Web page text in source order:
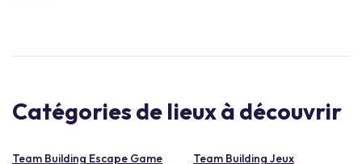
Catégories de lieux à découvrir
Team Building Escape Game Team Building Jeux